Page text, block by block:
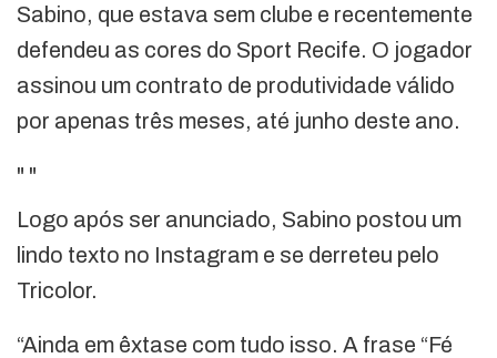
Sabino, que estava sem clube e recentemente
defendeu as cores do Sport Recife. O jogador
assinou um contrato de produtividade válido
por apenas três meses, até junho deste ano.
" "
Logo após ser anunciado, Sabino postou um
lindo texto no Instagram e se derreteu pelo
Tricolor.
“Ainda em êxtase com tudo isso. A frase “Fé